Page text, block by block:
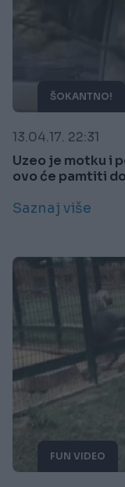
ŠOKANTNO!
13.04.17. 22:31
Uzeo je motku i
ovo će pamtiti
Saznaj više
FUN VIDEO